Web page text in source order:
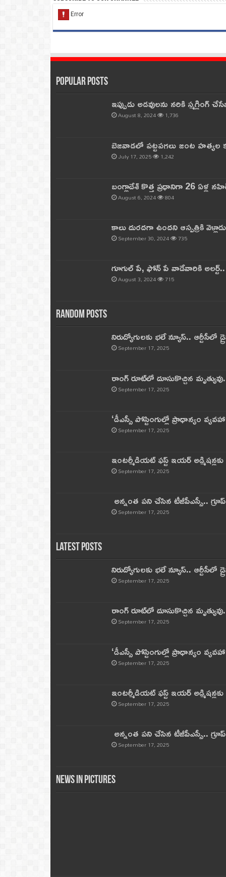
Popular Posts
ఇప్పుడు అడవులను నరికి
August 8, 2024 1,736
బెజవాడలో పట్టపగలు జంట
July 17, 2025 1,242
బంగ్లాదేశ్ కొత్త ప్రధానిగా 26 ఏళ్ల
August 6, 2024 804
కాలు దురదగా ఉందని ఆస్పత్రికి
September 30, 2024 735
గూగుల్ పే, ఫోన్ పే వాడేవారికి
August 3, 2024 715
Random Posts
నిరుద్యోగులకు భలే న్యూస్.. ఆర్టీసీలో
September 17, 2025
రాంగ్ రూట్‌లో దూసుకొచ్చిన
September 17, 2025
‘డీఎస్సీ పోస్టింగుల్లో ప్రాధాన్యం
September 17, 2025
ఇంటర్మీడియట్ ఫస్ట్‌ ఇయర్‌
September 17, 2025
అన్నంత పని చేసిన టీజీపీఎస్సీ..
September 17, 2025
Latest Posts
నిరుద్యోగులకు భలే న్యూస్.. ఆర్టీసీలో
September 17, 2025
రాంగ్ రూట్‌లో దూసుకొచ్చిన
September 17, 2025
‘డీఎస్సీ పోస్టింగుల్లో ప్రాధాన్యం
September 17, 2025
ఇంటర్మీడియట్ ఫస్ట్‌ ఇయర్‌
September 17, 2025
అన్నంత పని చేసిన టీజీపీఎస్సీ..
September 17, 2025
News in Pictures